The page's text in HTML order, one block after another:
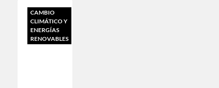
CAMBIO
CLIMÁTICO Y
ENERGÍAS
RENOVABLES